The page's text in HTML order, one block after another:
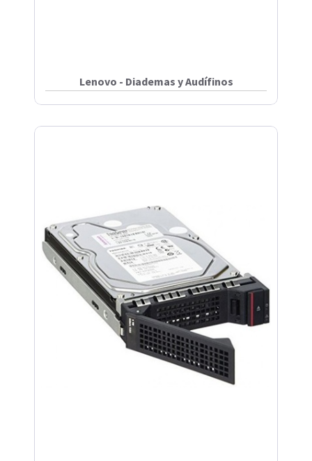
Lenovo - Diademas y Audífinos